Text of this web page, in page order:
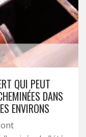
QUI PEUT
DANS
ENVIRONS